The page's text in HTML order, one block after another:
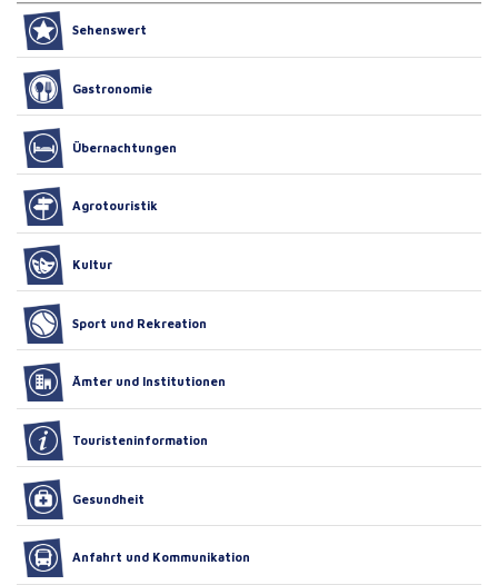
Sehenswert
Gastronomie
Übernachtungen
Agrotouristik
Kultur
Sport und Rekreation
Ämter und Institutionen
Touristeninformation
Gesundheit
Anfahrt und Kommunikation